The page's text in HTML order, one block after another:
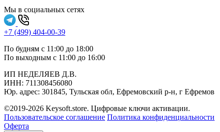
Мы в социальных сетях
+7 (499) 404-00-39
По будням с 11:00 до 18:00
По выходным с 11:00 до 16:00
ИП НЕДЕЛЯЕВ Д.В.
ИНН: 711308‍456080
Юр. адрес: 301845, Тульская обл, Ефремовский р-н, г Ефремов
©2019-2026 Keysoft.store. Цифровые ключи активации.
Пользовательское соглашение Политика конфиденциальности
Оферта